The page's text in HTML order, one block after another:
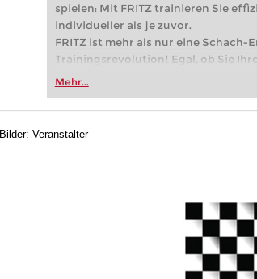
spielen: Mit FRITZ trainieren Sie
individueller als je zuvor.
FRITZ ist mehr als nur eine Schach-
Trainingsrevolution! Egal, ob Sie
Vereinsschachs machen oder
zuvor.
Mehr...
Bilder: Veranstalter